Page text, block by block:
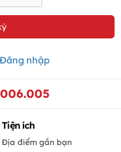
Đăng nhập
Tiện ích
Địa điểm gần bạn